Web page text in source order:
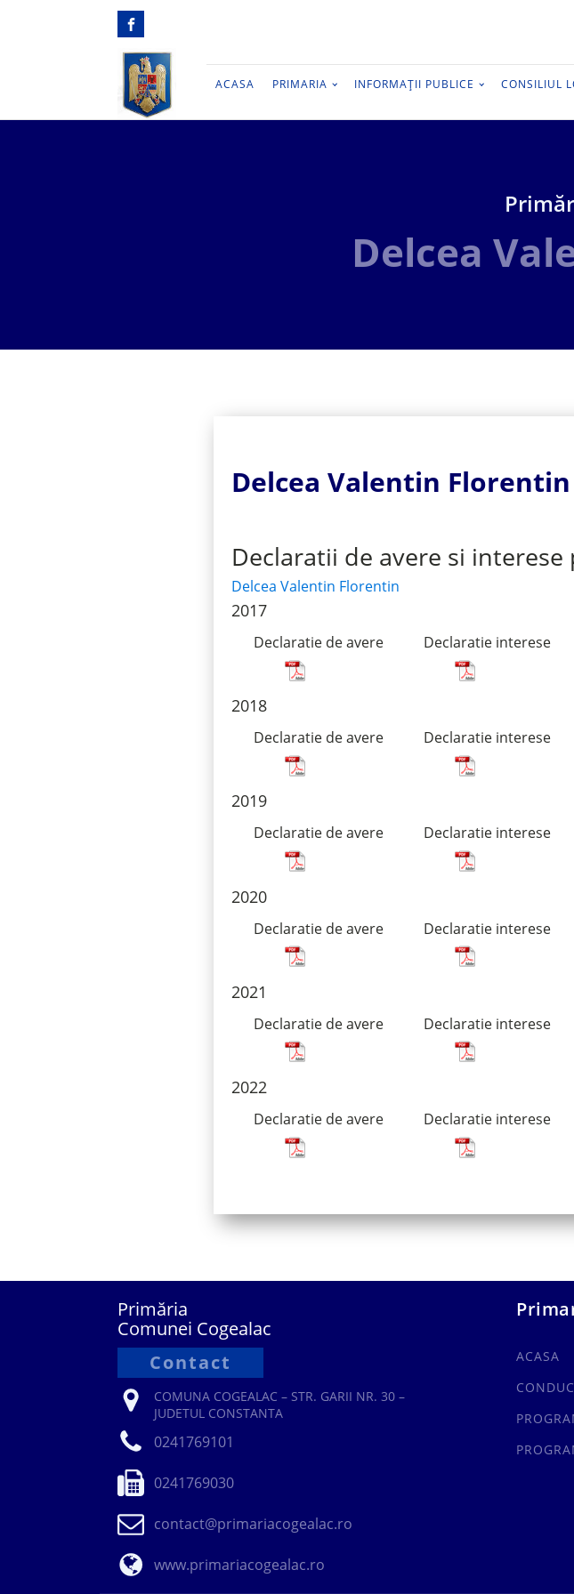
ACASA PRIMARIA INFORMAȚII PUBLICE CONSILIUL
Delcea
Delcea Valentin Florentin
Declaratii de avere si interese
Delcea Valentin Florentin
2017
Declaratie de avere Declaratie interese
2018
Declaratie de avere Declaratie interese
2019
Declaratie de avere Declaratie interese
2020
Declaratie de avere Declaratie interese
2021
Declaratie de avere Declaratie interese
2022
Declaratie de avere Declaratie interese
Primăria
Comunei Cogealac
Contact
COMUNA COGEALAC – STR. GARII NR. 30 –
JUDETUL CONSTANTA
0241769101
0241769030
contact@primariacogealac.ro
www.primariacogealac.ro
ACASA